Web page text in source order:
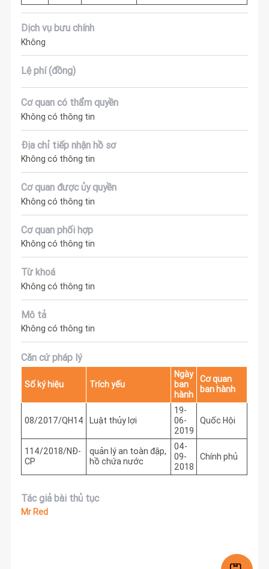
Dịch vụ bưu chính
Không
Lệ phí (đồng)
Cơ quan có thẩm quyền
Không có thông tin
Địa chỉ tiếp nhận hồ sơ
Không có thông tin
Cơ quan được ủy quyền
Không có thông tin
Cơ quan phối hợp
Không có thông tin
Từ khoá
Không có thông tin
Mô tả
Không có thông tin
Căn cứ pháp lý
Số ký hiệu Trích yếu
Ngày
ban
hành
Cơ quan
ban hành
08/2017/QH14 Luật thủy lợi
19-
06-
2019
Quốc Hội
114/2018/NĐ-
CP
quản lý an toàn đập,
hồ chứa nước
04-
09-
2018
Chính phủ
Tác giả bài thủ tục
Mr Red